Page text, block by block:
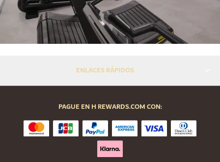
ENLACES RÁPIDOS
PAGUE EN H REWARDS.COM CON: